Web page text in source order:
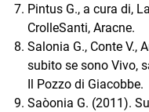
Pintus G., a cura di,
CrolleSanti, Aracne.
Salonia G., Conte V.,
subito se sono Vivo,
Il Pozzo di Giacobbe.
Saòonia G. (2011).